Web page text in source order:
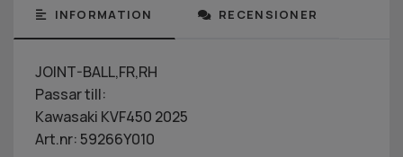
INFORMATION RECENSIONER
JOINT-BALL,FR,RH
Passar till:
Kawasaki KVF450 2025
Art.nr: 59266Y010